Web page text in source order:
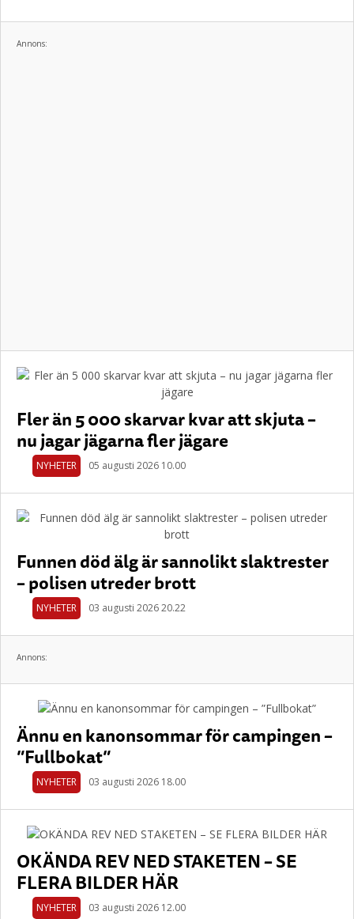
Annons:
Fler än 5 000 skarvar kvar att skjuta –
nu jagar jägarna fler jägare
NYHETER 05 augusti 2026 10.00
Funnen död älg är sannolikt slaktrester
– polisen utreder brott
NYHETER 03 augusti 2026 20.22
Annons:
Ännu en kanonsommar för campingen –
”Fullbokat”
NYHETER 03 augusti 2026 18.00
OKÄNDA REV NED STAKETEN – SE
FLERA BILDER HÄR
NYHETER 03 augusti 2026 12.00